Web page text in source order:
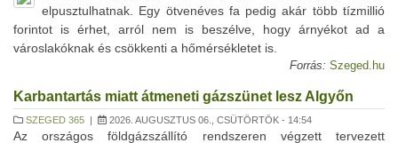
elpusztulhatnak. Egy ötvenéves fa pedig akár több tízmillió
forintot is érhet, arról nem is beszélve, hogy árnyékot ad a
városlakóknak és csökkenti a hőmérsékletet is.
Forrás: Szeged.hu
Karbantartás miatt átmeneti gázszünet lesz Algyőn
SZEGED 365 | 2026. AUGUSZTUS 06., CSÜTÖRTÖK - 14:54
Az országos földgázszállító rendszeren végzett tervezett